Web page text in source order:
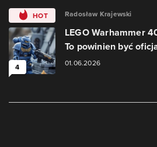
HOT
4
Radosław Krajewski
LEGO Warhammer
To powinien być
01.06.2026